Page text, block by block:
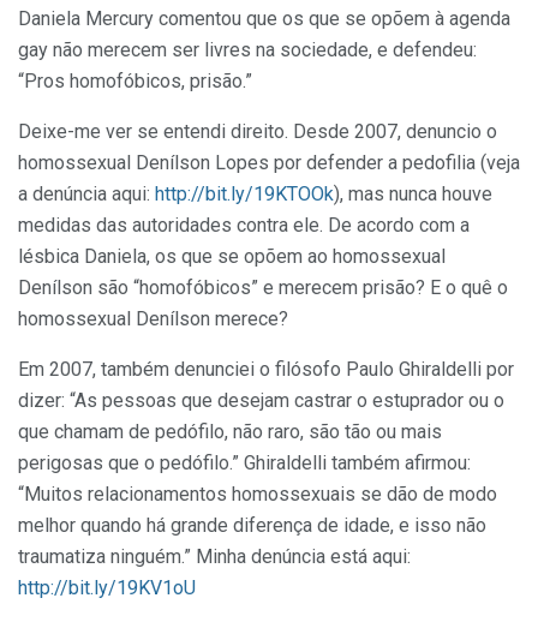
Daniela Mercury comentou que os que se opõem à agenda
gay não merecem ser livres na sociedade, e defendeu:
“Pros homofóbicos, prisão.”
Deixe-me ver se entendi direito. Desde 2007, denuncio o
homossexual Denílson Lopes por defender a pedofilia (veja
a denúncia aqui: http://bit.ly/19KTOOk), mas nunca houve
medidas das autoridades contra ele. De acordo com a
lésbica Daniela, os que se opõem ao homossexual
Denílson são “homofóbicos” e merecem prisão? E o quê o
homossexual Denílson merece?
Em 2007, também denunciei o filósofo Paulo Ghiraldelli por
dizer: “As pessoas que desejam castrar o estuprador ou o
que chamam de pedófilo, não raro, são tão ou mais
perigosas que o pedófilo.” Ghiraldelli também afirmou:
“Muitos relacionamentos homossexuais se dão de modo
melhor quando há grande diferença de idade, e isso não
traumatiza ninguém.” Minha denúncia está aqui:
http://bit.ly/19KV1oU